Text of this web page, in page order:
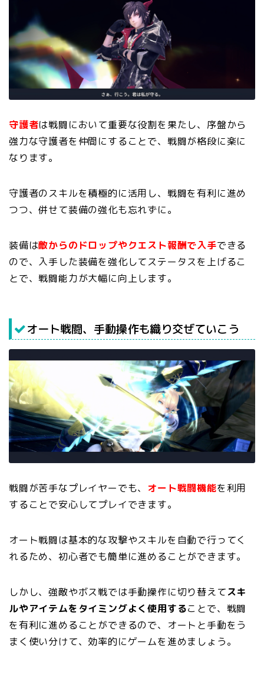
守護者は戦闘において重要な役割を果たし、序盤から
強力な守護者を仲間にすることで、戦闘が格段に楽に
なります。
守護者のスキルを積極的に活用し、戦闘を有利に進め
つつ、併せて装備の強化も忘れずに。
装備は敵からのドロップやクエスト報酬で入手できる
ので、入手した装備を強化してステータスを上げるこ
とで、戦闘能力が大幅に向上します。
オート戦闘、手動操作も織り交ぜていこう
戦闘が苦手なプレイヤーでも、 オート戦闘機能を利用
することで安心してプレイできます。
オート戦闘は基本的な攻撃やスキルを自動で行ってく
れるため、初心者でも簡単に進めることができます。
しかし、強敵やボス戦では手動操作に切り替えてスキ
ルやアイテムをタイミングよく使用することで、戦闘
を有利に進めることができるので、オートと手動をう
まく使い分けて、効率的にゲームを進めましょう。